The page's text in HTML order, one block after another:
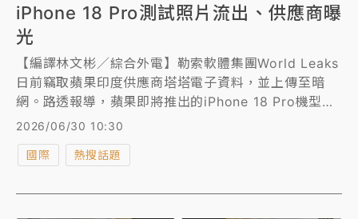
iPhone 18 Pro測試照片流出、供應商曝
光
【編譯林文彬／綜合外電】勒索軟體集團World Leaks
日前竊取蘋果印度供應商塔塔電子資料，並上傳至暗
網。路透報導，蘋果即將推出的iPhone 18 Pro機型機
密零組件和供應商名單及照片，在這起事件意外曝光。
2026/06/30 10:30
國際 熱搜話題